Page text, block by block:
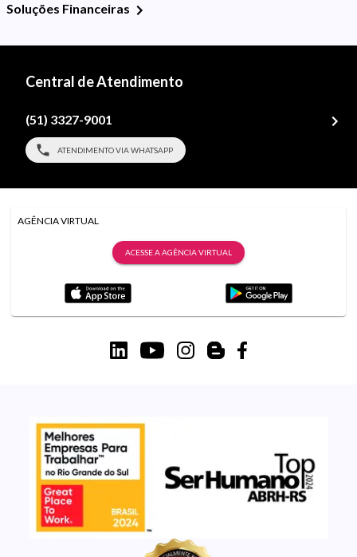
Soluções Financeiras
Central de Atendimento
(51) 3327-9001
ATENDIMENTO VIA WHATSAPP
AGÊNCIA VIRTUAL
ACESSE A AGÊNCIA VIRTUAL